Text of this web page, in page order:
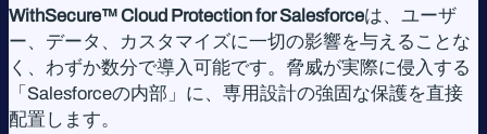
WithSecure™ Cloud Protection for Salesforceは、ユーザ
ー、データ、カスタマイズに一切の影響を与えることな
く、わずか数分で導入可能です。脅威が実際に侵入する
「Salesforceの内部」に、専用設計の強固な保護を直接
配置します。